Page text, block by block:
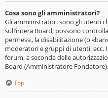
Cosa sono gli amministratori?
Gli amministratori sono gli utenti
sull’intera Board; possono
permessi, la disabilitazione (o
moderatori e gruppi di utenti,
forum, a seconda delle
Board (Amministratore Fondatore).
Top